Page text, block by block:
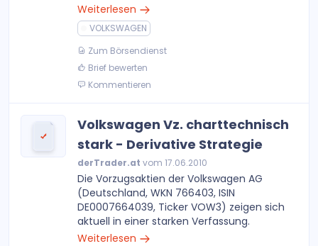
Weiterlesen
VOLKSWAGEN
Zum Börsendienst
Brief bewerten
Kommentieren
Volkswagen Vz. charttechnisch
stark - Derivative Strategie
derTrader.at vom 17.06.2010
Die Vorzugsaktien der Volkswagen AG
(Deutschland, WKN 766403, ISIN
DE0007664039, Ticker VOW3) zeigen sich
aktuell in einer starken Verfassung.
Weiterlesen